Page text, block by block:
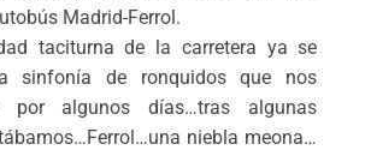
Madrid-Ferrol.
taciturna de la carretera ya se
sinfonía de ronquidos que nos
por algunos días…tras algunas
niebla meona…